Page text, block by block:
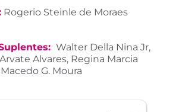
Rogerio Steinle de Moraes
Walter Della Nina Jr,
Alvares, Regina Marcia
G. Moura